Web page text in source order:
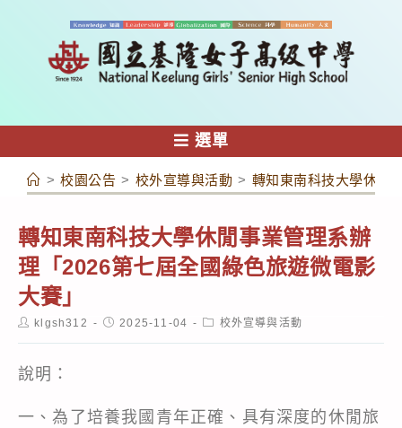
容
選單
> 校園公告 > 校外宣導與活動 > 轉知東南科技大學休閒
轉知東南科技大學休閒事業管理系辦
理「2026第七屆全國綠色旅遊微電影
大賽」
Postklgsh312
Post2025-11-04
Post校外宣導與活動
說明：
一、為了培養我國青年正確、具有深度的休閒旅